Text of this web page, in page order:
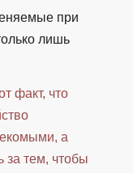
при
лишь
факт, что
а
за тем, чтобы